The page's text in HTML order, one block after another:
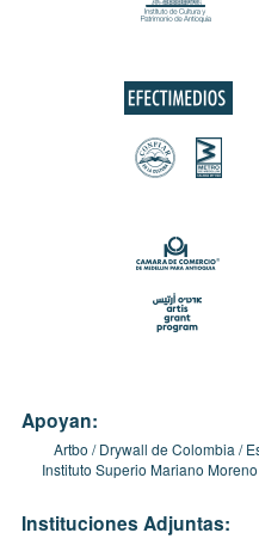
Apoyan:
Artbo Drywall de Colombia
Instituto Superio Mariano Moreno
Instituciones Adjuntas: